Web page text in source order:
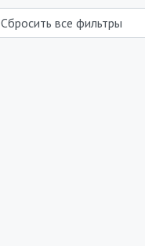
Сбросить все фильтры